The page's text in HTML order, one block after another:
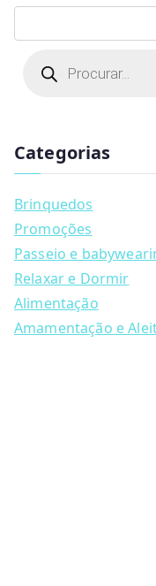
range:
€26.99
€89.90
product
variants.
The
options
may
be
chosen
on
the
s
s
a
r
c
h
Categorias
Brinquedos
Promoções
Passeio e
Relaxar e Dormir
Alimentação
Amamentação e